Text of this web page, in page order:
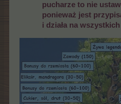
pucharze to nie
ponieważ jest
i działa na